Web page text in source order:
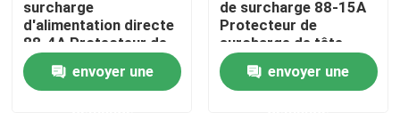
Thermistance de SMD NTC
Le thermistore NTC de puissance
surcharge
d'alimentation directe
88-4A Protecteur de
surcharge de tête
noire Réinitialiser
manuellement le
envoyer une
de surcharge 88-15A
Protecteur de
surcharge de tête
rouge Réset manuel de
disjoncteur CC
envoyer une